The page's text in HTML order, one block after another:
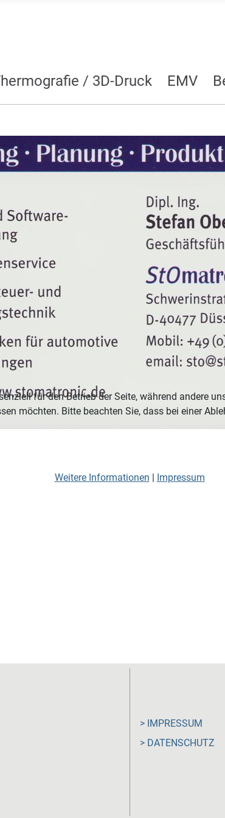
/ 3D-Druck EMV
> IMPRESSUM
> DATENSCHUTZ
für den Betrieb der Seite, während andere
möchten. Bitte beachten Sie, dass bei einer
Weitere Informationen | Impressum